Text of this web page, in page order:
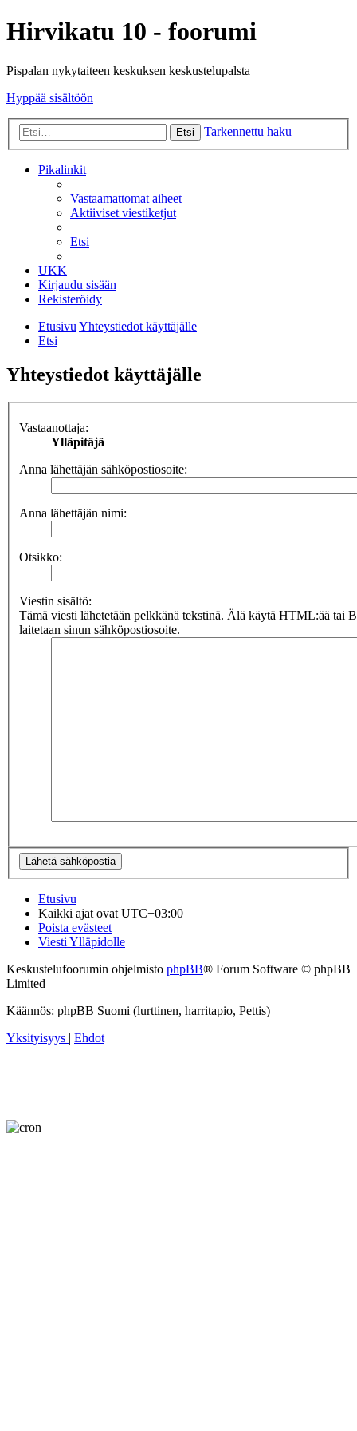
Hirvikatu 10 - foorumi
Pispalan nykytaiteen keskuksen keskustelupalsta
Hyppää sisältöön
Etsi Tarkennettu haku
Pikalinkit
Vastaamattomat aiheet
Aktiiviset viestiketjut
Etsi
UKK
Kirjaudu sisään
Rekisteröidy
EtusivuYhteystiedot käyttäjälle
Etsi
Yhteystiedot käyttäjälle
Vastaanottaja:
Ylläpitäjä
Anna lähettäjän sähköpostiosoite:
Anna lähettäjän nimi:
Otsikko:
Viestin sisältö:
Tämä viesti lähetetään pelkkänä tekstinä. Älä käytä HTML:ää tai
laitetaan sinun sähköpostiosoite.
Etusivu
Kaikki ajat ovatUTC+03:00
Poista evästeet
Viesti Ylläpidolle
Keskustelufoorumin ohjelmisto phpBB® Forum Software © phpBB
Limited
Käännös: phpBB Suomi (lurttinen, harritapio, Pettis)
Yksityisyys
Ehdot